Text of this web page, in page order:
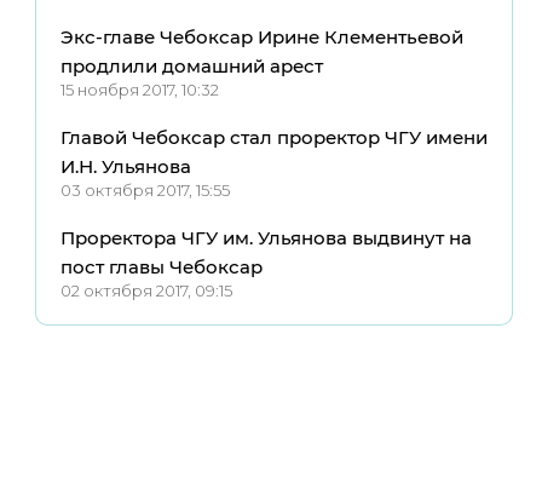
Экс-главе Чебоксар Ирине Клементьевой
продлили домашний арест
15 ноября 2017, 10:32
Главой Чебоксар стал проректор ЧГУ имени
И.Н. Ульянова
03 октября 2017, 15:55
Проректора ЧГУ им. Ульянова выдвинут на
пост главы Чебоксар
02 октября 2017, 09:15